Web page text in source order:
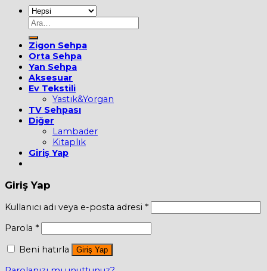
Ara:
Zigon Sehpa
Orta Sehpa
Yan Sehpa
Aksesuar
Ev Tekstili
Yastık&Yorgan
TV Sehpası
Diğer
Lambader
Kitaplık
Giriş Yap
Giriş Yap
Kullanıcı adı veya e-posta adresi *
Parola *
Beni hatırla Giriş Yap